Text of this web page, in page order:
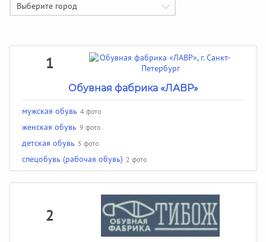
Выберите город
1
Обувная фабрика «ЛАВР»
мужская обувь 4 фото
женская обувь 9 фото
детская обувь 5 фото
спецобувь (рабочая обувь) 2 фото
2